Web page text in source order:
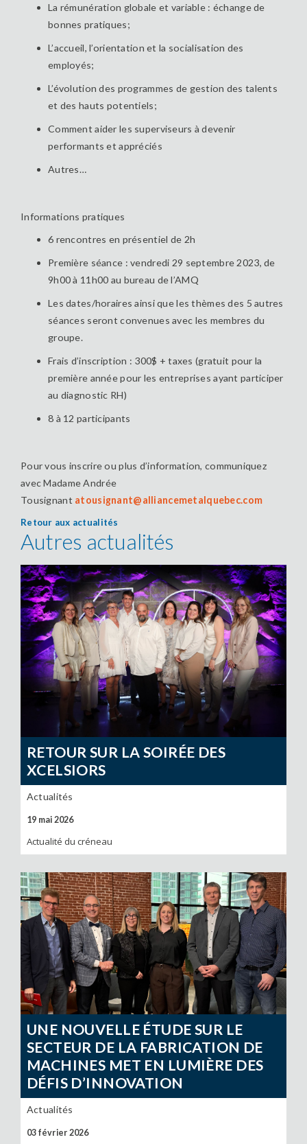
La rémunération globale et variable : échange de
bonnes pratiques;
L’accueil, l’orientation et la socialisation des
employés;
L’évolution des programmes de gestion des talents
et des hauts potentiels;
Comment aider les superviseurs à devenir
performants et appréciés
Autres…
Informations pratiques
6 rencontres en présentiel de 2h
Première séance : vendredi 29 septembre 2023, de
9h00 à 11h00 au bureau de l’AMQ
Les dates/horaires ainsi que les thèmes des 5 autres
séances seront convenues avec les membres du
groupe.
Frais d’inscription : 300$ + taxes (gratuit pour la
première année pour les entreprises ayant participer
au diagnostic RH)
8 à 12 participants
Pour vous inscrire ou plus d’information, communiquez
avec Madame Andrée
Tousignant atousignant@alliancemetalquebec.com
Retour aux actualités
Autres actualités
RETOUR SUR LA SOIRÉE DES
XCELSIORS
Actualités
19 mai 2026
Actualité du créneau
UNE NOUVELLE ÉTUDE SUR LE
SECTEUR DE LA FABRICATION DE
MACHINES MET EN LUMIÈRE DES
DÉFIS D’INNOVATION
Actualités
03 février 2026